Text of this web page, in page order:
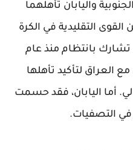
واليابان تأهلهما
القوى التقليدية في الكرة
تشارك بانتظام منذ عام
مع العراق لتأكيد تأهلها
أما اليابان، فقد حسمت
في التصفيات.